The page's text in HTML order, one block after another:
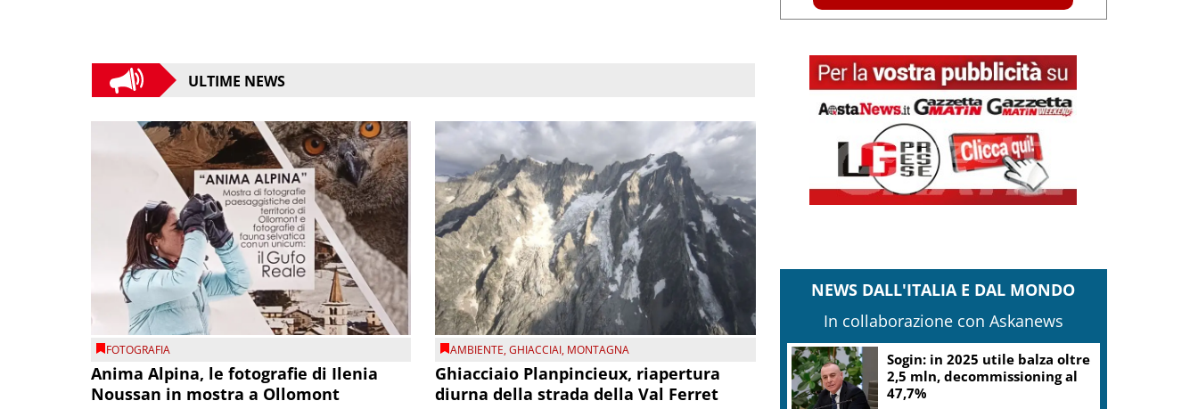
ULTIME NEWS
FOTOGRAFIA
Anima Alpina, le fotografie di Ilenia
Noussan in mostra a Ollomont
AMBIENTE,GHIACCIAI, MONTAGNA
Ghiacciaio Planpincieux, riapertura
diurna della strada della Val Ferret
NEWS DALL'ITALIA E DAL MONDO
In collaborazione con Askanews
Sogin: in 2025 utile balza oltre
2,5 mln, decommissioning al
47,7%